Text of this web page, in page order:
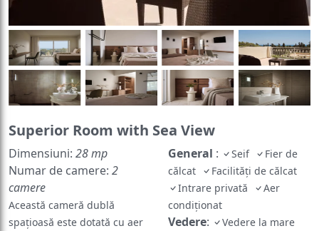
Superior Room with Sea View
Dimensiuni: 28 mp
Numar de camere: 2
camere
Această cameră dublă
spațioasă este dotată cu aer
General : Seif
Fier de
călcat
Facilități de călcat
Intrare privată
Aer
condiționat
Vedere: Vedere la mare